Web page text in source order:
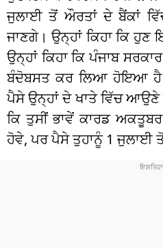
ਜੁਲਾਈ ਤੋਂ ਔਰਤਾਂ ਦੇ ਬੈਂਕਾਂ
ਜਾਣਗੇ। ਉਨ੍ਹਾਂ ਕਿਹਾ ਕਿ ਹੁਣ
ਉਨ੍ਹਾਂ ਕਿਹਾ ਕਿ ਪੰਜਾਬ
ਬੰਦੋਬਸਤ ਕਰ ਲਿਆ ਹੋਇਆ
ਪੈਸੇ ਉਨ੍ਹਾਂ ਦੇ ਖਾਤੇ ਵਿੱਚ ਆਉਣੇ
ਕਿ ਤੁਸੀਂ ਭਾਵੇਂ ਕਾਰਡ
ਹੋਵੇ, ਪਰ ਪੈਸੇ ਤੁਹਾਨੂੰ 1 ਜੁਲਾਈ